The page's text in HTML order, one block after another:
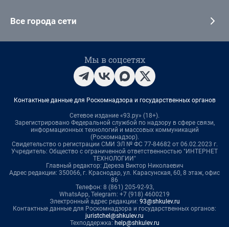
Все города сети
Мы в соцсетях
Контактные данные для Роскомнадзора и государственных органов
Сетевое издание «93.ру» (18+).
Зарегистрировано Федеральной службой по надзору в сфере связи,
информационных технологий и массовых коммуникаций
(Роскомнадзор).
Свидетельство о регистрации СМИ ЭЛ № ФС 77-84682 от 06.02.2023 г.
Учредитель: Общество с ограниченной ответственностью "ИНТЕРНЕТ
ТЕХНОЛОГИИ"
Главный редактор: Дереза Виктор Николаевич
Адрес редакции: 350066, г. Краснодар, ул. Карасунская, 60, 8 этаж, офис
86
Телефон: 8 (861) 205-92-93,
WhatsApp, Telegram: +7 (918) 4600219
Электронный адрес редакции: 93@shkulev.ru
Контактные данные для Роскомнадзора и государственных органов:
juristchel@shkulev.ru
Техподдержка: help@shkulev.ru